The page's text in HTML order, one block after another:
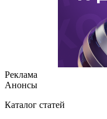
Реклама
Анонсы
Каталог статей